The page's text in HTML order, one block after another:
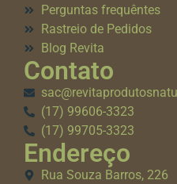
Perguntas frequêntes
Rastreio de Pedidos
Blog Revita
Contato
(17) 99606-3323
(17) 99705-3323
Endereço
Rua Souza Barros, 226